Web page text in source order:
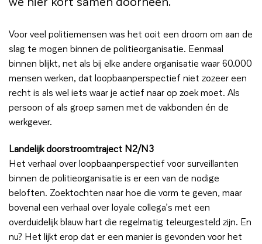
Voor veel politiemensen was het ooit een droom om aan de
slag te mogen binnen de politieorganisatie. Eenmaal
binnen blijkt, net als bij elke andere organisatie waar 60.000
mensen werken, dat loopbaanperspectief niet zozeer een
recht is als wel iets waar je actief naar op zoek moet. Als
persoon of als groep samen met de vakbonden én de
werkgever.
Landelijk doorstroomtraject N2/N3
Het verhaal over loopbaanperspectief voor surveillanten
binnen de politieorganisatie is er een van de nodige
beloften. Zoektochten naar hoe die vorm te geven, maar
bovenal een verhaal over loyale collega’s met een
overduidelijk blauw hart die regelmatig teleurgesteld zijn. En
nu? Het lijkt erop dat er een manier is gevonden voor het